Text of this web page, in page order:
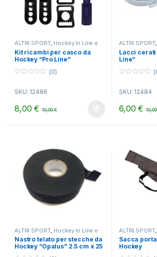
ALTRI SPORT, Hockey In Line e
Ghiaccio
Kit ricambi per casco da
Hockey “Pro Line”
u
f
(0)
SKU: 12486
8,00€ 10,00€
ALTRI SPORT,
Ghiaccio
Lacci cerati
Line”
u
f
SKU: 12484
6,00€
Questo
ALTRI SPORT, Hockey In Line e
Ghiaccio
Nastro telato per stecche da
Hockey “Opalus” 2.5 cm x 25
mt.
ALTRI SPORT,
Ghiaccio
Sacca
Hockey